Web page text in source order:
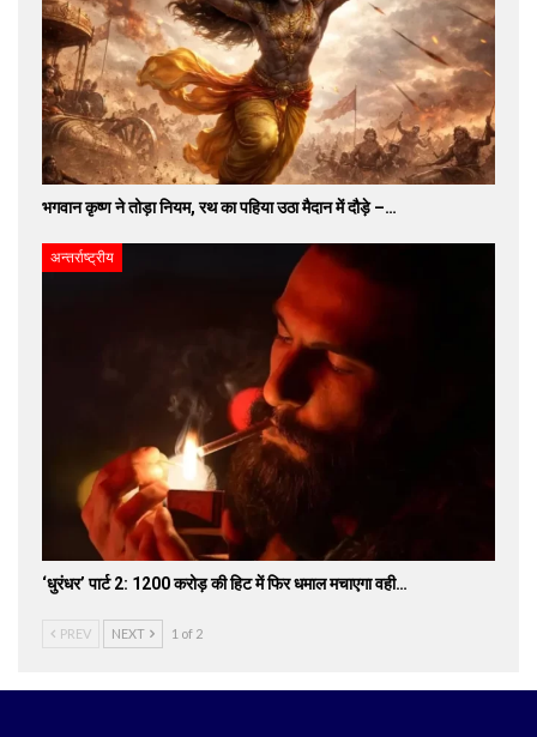
भगवान कृष्ण ने तोड़ा नियम, रथ का पहिया उठा मैदान में दौड़े –…
अन्तर्राष्ट्रीय
‘धुरंधर’ पार्ट 2: 1200 करोड़ की हिट में फिर धमाल मचाएगा वही…
PREV NEXT 1 of 2